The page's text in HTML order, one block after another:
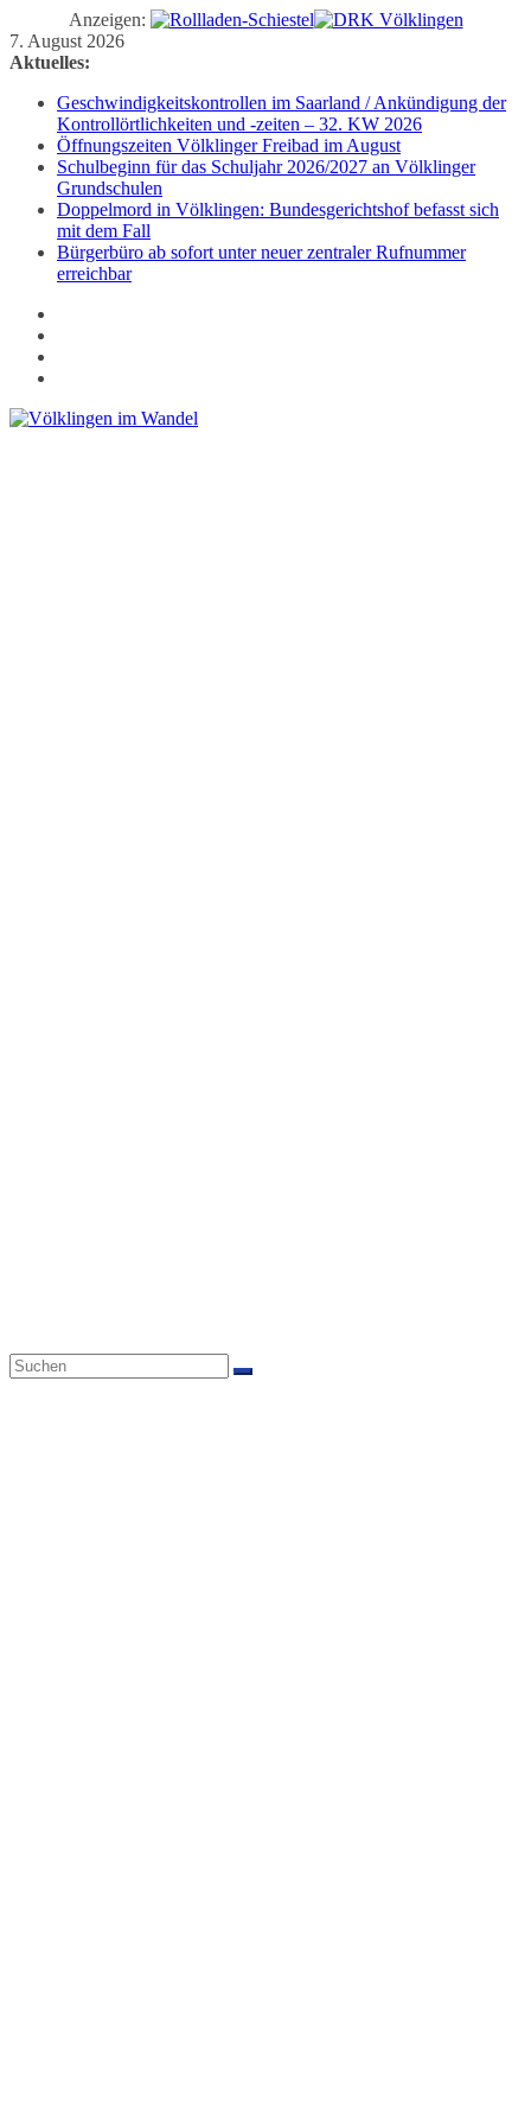
Anzeigen:
Zum
Inhalt
7. August 2026
Aktuelles:
Geschwindigkeitskontrollen im Saarland / Ankündigung der
Kontrollörtlichkeiten und -zeiten – 32. KW 2026
Öffnungszeiten Völklinger Freibad im August
Schulbeginn für das Schuljahr 2026/2027 an Völklinger
Grundschulen
Doppelmord in Völklingen: Bundesgerichtshof befasst sich
mit dem Fall
Bürgerbüro ab sofort unter neuer zentraler Rufnummer
erreichbar